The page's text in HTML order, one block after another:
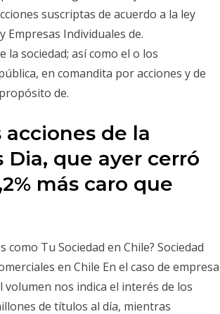
suscriptas de acuerdo a la ley
Empresas Individuales de.
sociedad; así como el o los
en comandita por acciones y de
de.
acciones de la
que ayer cerró
más caro que
como Tu Sociedad en Chile? Sociedad
en Chile En el caso de empresa
nos indica el interés de los
de títulos al día, mientras